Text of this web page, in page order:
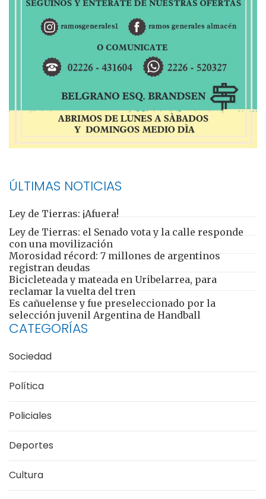
ÚLTIMAS NOTICIAS
Ley de Tierras: ¡Afuera!
Ley de Tierras: el Senado vota y la calle responde
con una movilización
Morosidad récord: 7 millones de argentinos
registran deudas
Bicicleteada y mateada en Uribelarrea, para
reclamar la vuelta del tren
Es cañuelense y fue preseleccionado por la
selección juvenil Argentina de Handball
CATEGORÍAS
Sociedad
Política
Policiales
Deportes
Cultura